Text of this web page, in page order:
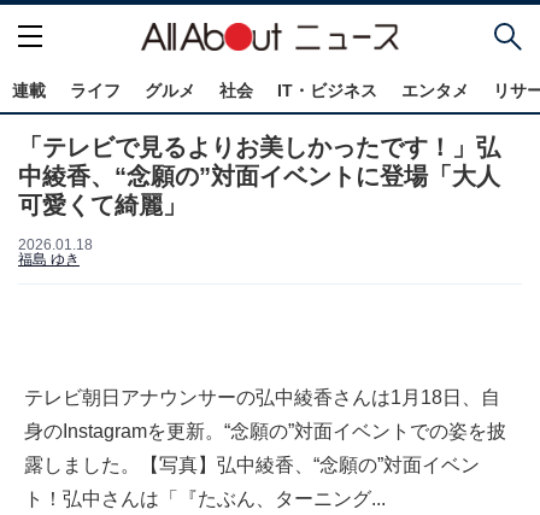
連載 ライフ グルメ 社会 IT・ビジネス エンタメ リサ
「テレビで見るよりお美しかったです！」弘
中綾香、“念願の”対面イベントに登場「大人
可愛くて綺麗」
2026.01.18
福島 ゆき
テレビ朝日アナウンサーの弘中綾香さんは1月18日、自
身のInstagramを更新。“念願の”対面イベントでの姿を披
露しました。【写真】弘中綾香、“念願の”対面イベン
ト！弘中さんは「『たぶん、ターニング...